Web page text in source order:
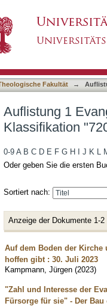
Fakultät →
Auflistung 1
Klassifikation
0-9 A B C D E F G H J K L
Oder geben Sie die ersten
Sortiert nach:
Anzeige der Dokumente 1-2
Auf dem Boden der
hoffen gibt : 30. Juli 2023
Kampmann, Jürgen (2023)
"Zahl und Interesse der
Fürsorge für sie" - Der